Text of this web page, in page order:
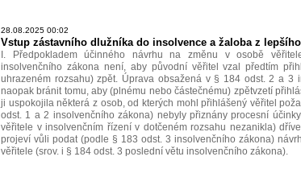
28.08.2025 00:02
Vstup zástavního dlužníka do insolvence a žaloba z
I. Předpokladem účinného návrhu na změnu v osobě
insolvenčního zákona není, aby původní věřitel vzal předtím
uhrazeném rozsahu) zpět. Úprava obsažená v § 184 odst. 2 a 3
naopak bránit tomu, aby (plnému nebo částečnému) zpětvzetí
ji uspokojila některá z osob, od kterých mohl přihlášený věřitel
odst. 1 a 2 insolvenčního zákona) nebyly přiznány procesní
věřitele v insolvenčním řízení v dotčeném rozsahu nezanikla)
projeví vůli podat (podle § 183 odst. 3 insolvenčního zákona)
věřitele (srov. i § 184 odst. 3 poslední větu insolvenčního zákona).